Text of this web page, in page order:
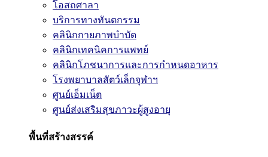
โอสถศาลา
บริการทางทันตกรรม
คลินิกกายภาพบำบัด
คลินิกเทคนิคการแพทย์
คลินิกโภชนาการและการกำหนดอาหาร
โรงพยาบาลสัตว์เล็กจุฬาฯ
ศูนย์เอ็มเน็ต
ศูนย์ส่งเสริมสุขภาวะผู้สูงอายุ
พื้นที่สร้างสรรค์